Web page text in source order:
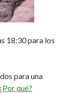
18:30 para los
para una
¿Por qué?